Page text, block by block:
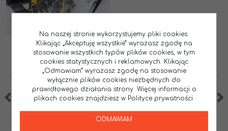
Na naszej stronie wykorzystujemy pliki cookies.
Klikając „Akceptuję wszystkie” wyrażasz zgodę na
stosowanie wszystkich typów plików cookies, w tym
cookies statystycznych i reklamowych. Klikając
„Odmawiam” wyrażasz zgodę na stosowanie
wyłącznie plików cookies niezbędnych do
prawidłowego działania strony. Więcej informacji o
plikach cookies znajdziesz w Polityce prywatności.
ODMAWIAM